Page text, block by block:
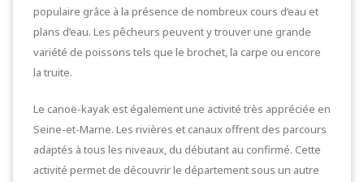
populaire grâce à la présence de nombreux cours d’eau et
plans d’eau. Les pêcheurs peuvent y trouver une grande
variété de poissons tels que le brochet, la carpe ou encore
la truite.
Le canoë-kayak est également une activité très appréciée en
Seine-et-Marne. Les rivières et canaux offrent des parcours
adaptés à tous les niveaux, du débutant au confirmé. Cette
activité permet de découvrir le département sous un autre